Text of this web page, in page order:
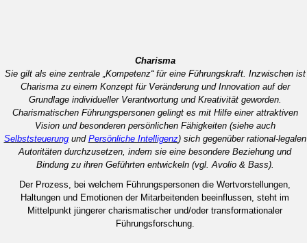
Charisma
Sie gilt als eine zentrale „Kompetenz“ für eine Führungskraft. Inzwischen ist
Charisma zu einem Konzept für Veränderung und Innovation auf der
Grundlage individueller Verantwortung und Kreativität geworden.
Charismatischen Führungspersonen gelingt es mit Hilfe einer attraktiven
Vision und besonderen persönlichen Fähigkeiten (siehe auch
Selbststeuerungund Persönliche Intelligenz) sich gegenüber rational-legalen
Autoritäten durchzusetzen, indem sie eine besondere Beziehung und
Bindung zu ihren Geführten entwickeln (vgl. Avolio & Bass).
Der Prozess, bei welchem Führungspersonen die Wertvorstellungen,
Haltungen und Emotionen der Mitarbeitenden beeinflussen, steht im
Mittelpunkt jüngerer charismatischer und/oder transformationaler
Führungsforschung.